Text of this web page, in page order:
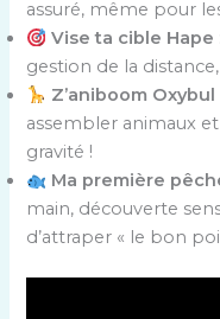
assuré, même pour
Vise ta cible Hape
gestion de la
Z’aniboom Oxybul
assembler animaux
gravité !
Ma première
main, découverte
d’attraper « le bon